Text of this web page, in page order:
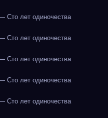
Сто лет одиночества
Сто лет одиночества
Сто лет одиночества
Сто лет одиночества
Сто лет одиночества